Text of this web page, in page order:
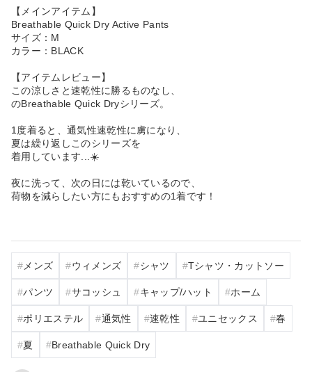
【メインアイテム】
Breathable Quick Dry Active Pants
サイズ：M
カラー：BLACK
【アイテムレビュー】
この涼しさと速乾性に勝るものなし、
のBreathable Quick Dryシリーズ。
1度着ると、通気性速乾性に虜になり、
夏は繰り返しこのシリーズを
着用しています...☀️
夜に洗って、次の日には乾いているので、
荷物を減らしたい方にもおすすめの1着です！
メンズ ウィメンズ シャツ Tシャツ・カットソー
パンツ サコッシュ キャップ/ハット ホーム
ポリエステル 通気性 速乾性 ユニセックス 春
夏 Breathable Quick Dry